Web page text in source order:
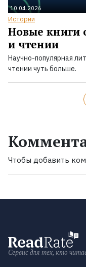
10.04.2026
Истории
Новые книги
и чтении
Научно-популярная
чтении чуть больше.
Чтобы добавить
Сервис для тех, кто